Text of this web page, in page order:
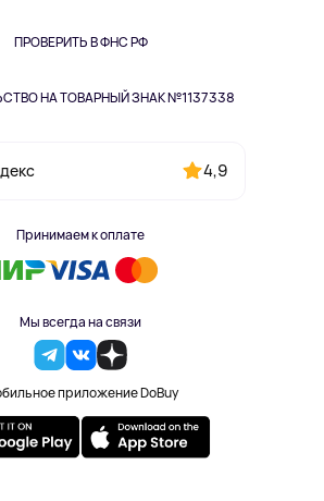
ПРОВЕРИТЬ В ФНС РФ
НА ТОВАРНЫЙ ЗНАК №1137338
4,9
Принимаем к оплате
Мы всегда на связи
приложение DoBuy